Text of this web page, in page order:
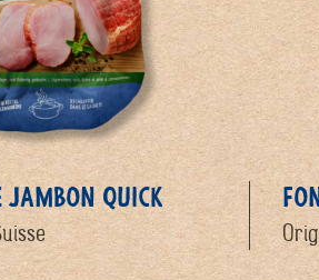
JAMBON QUICK